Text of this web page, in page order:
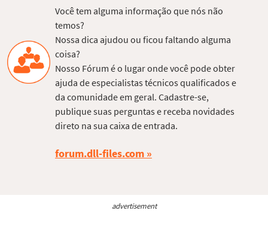
Você tem alguma informação que nós não
temos?
Nossa dica ajudou ou ficou faltando alguma
coisa?
Nosso Fórum é o lugar onde você pode obter
ajuda de especialistas técnicos qualificados e
da comunidade em geral. Cadastre-se,
publique suas perguntas e receba novidades
direto na sua caixa de entrada.
forum.dll-files.com
advertisement